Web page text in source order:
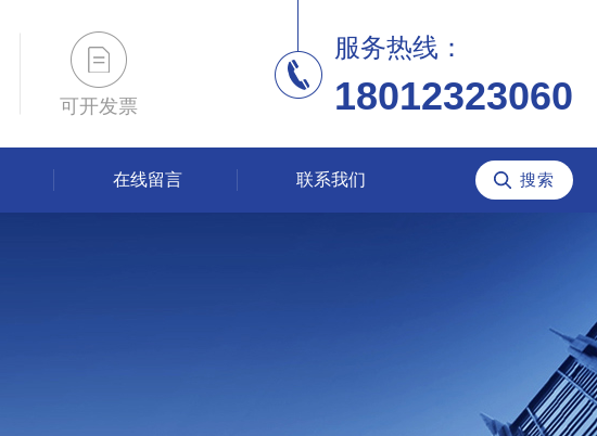
可开发票
服务热线：
18012323060
在线留言 联系我们